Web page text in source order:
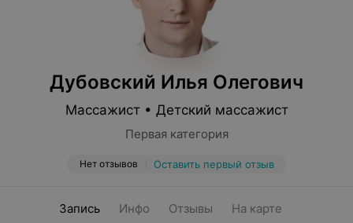
Дубовский Илья Олегович
Массажист • Детский массажист
Первая категория
Нет отзывов Оставить первый отзыв
Запись Инфо Отзывы На карте